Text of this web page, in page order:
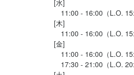
[水]
11:00 - 16:00（L.O.
[木]
11:00 - 16:00（L.O.
[金]
11:00 - 16:00（L.O.
17:30 - 21:00（L.O.
店舗が増えても品質と体験をブレさせ
	4.	人材育成とチーム作り
ピッツァ職人が誇りを持ち、成長でき
仲間とともにブランドを広げていく。
	5.	地域密着とファンづくり
店舗ごとに地域の文化や人とのつなが
常に最高品質のマルゲリータを提供す
	2.	ブランド力の確立
「世界大会銀メダリストのピッツァ」
専門店としての圧倒的な存在感を確立
	3.	多店舗展開モデルの確立
「世界大会銀メダリストのピッツァ」
専門店としての圧倒的な存在感を確立
	3.	多店舗展開モデルの確立
標準化されたオペレーション・教育シ
店舗が増えても品質と体験をブレさせ
仲間とともにブランドを広げていく。
	5.	地域密着とファンづくり
店舗ごとに地域の文化や人とのつなが
「行きつけにしたい店」と思っていた